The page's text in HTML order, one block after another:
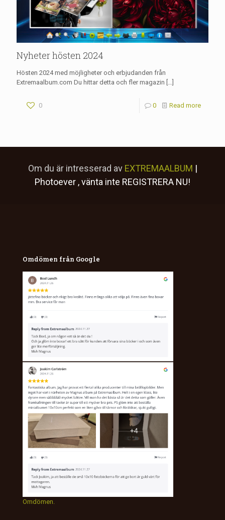
Nyheter hösten 2024
Hösten 2024 med möjligheter och erbjudanden från
Extremaalbum.com Du hittar detta och fler magazin
0 0 Read more
Om du är intresserad av EXTREMAALBUM |
Photoever , vänta inte REGISTRERA NU!
Omdömen från Google
Omdömen.